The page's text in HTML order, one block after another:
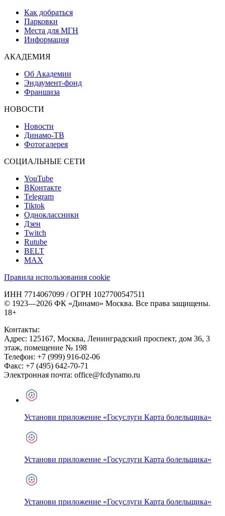
Как добраться
Парковки
Места для МГН
Информация
АКАДЕМИЯ
Об Академии
Эндаумент-фонд
Франшиза
НОВОСТИ
Новости
Динамо-ТВ
Фотогалерея
СОЦИАЛЬНЫЕ СЕТИ
YouTube
ВКонтакте
Telegram
Tiktok
Одноклассники
Дзен
Twitch
Rutube
BELT
MAX
Правила использования cookie
ИНН 7714067099 / ОГРН 1027700547511
© 1923—2026 ФК «Динамо» Москва. Все права защищены.
18+
Контакты:
Адрес: 125167, Москва, Ленинградский проспект, дом 36, 3
этаж, помещение № 198
Телефон: +7 (999) 916-02-06
Факс: +7 (495) 642-70-71
Электронная почта: office@fcdynamo.ru
Установи приложение «Госуслуги Карта болельщика»
Установи приложение «Госуслуги Карта болельщика»
Установи приложение «Госуслуги Карта болельщика»